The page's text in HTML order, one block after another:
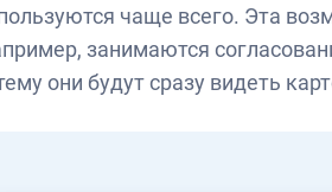
чаще всего. Эта
занимаются
они будут сразу видеть